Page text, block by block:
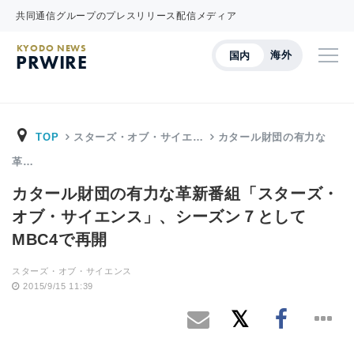
共同通信グループのプレスリリース配信メディア
国内 海外
KYODO NEWS
PRWIRE
TOP スターズ・オブ・サイエ… カタール財団の有力な
革…
カタール財団の有力な革新番組「スターズ・
オブ・サイエンス」、シーズン７として
MBC4で再開
スターズ・オブ・サイエンス
2015/9/15 11:39